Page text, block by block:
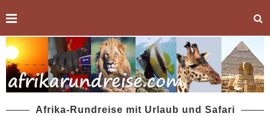
Afrika-Rundreise mit Urlaub und Safari